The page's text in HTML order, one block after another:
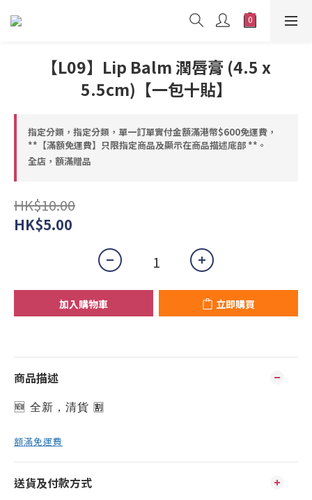
【L09】Lip Balm 潤唇膏 (4.5 x
5.5cm)【一包十貼】
指定分類，指定分類，單一訂單實付金額滿港幣$600免運費，
**【滿額免運費】只限指定商品及顯示在商品描述底部 **。
全店，額滿贈品
HK$10.00
HK$5.00
加入購物車 立即購買
商品描述
🆕 全新，清貨 🈹️
額滿免運費
送貨及付款方式